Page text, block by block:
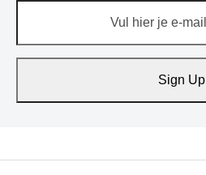
je
in
Sign Up